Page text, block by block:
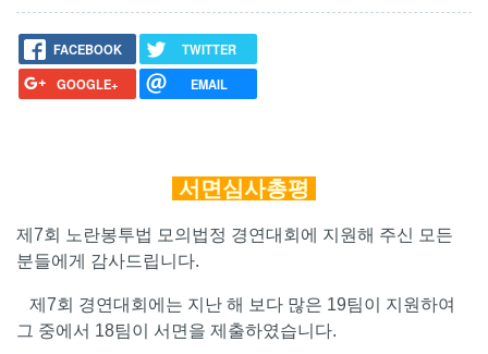
FACEBOOK
TWITTER
GOOGLE+
EMAIL
서면심사총평
제7회 노란봉투법 모의법정 경연대회에 지원해 주신 모든
분들에게 감사드립니다.
제7회 경연대회에는 지난 해 보다 많은 19팀이 지원하여
그 중에서 18팀이 서면을 제출하였습니다.